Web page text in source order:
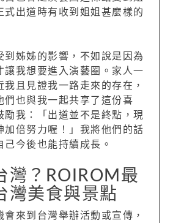
式出道時有收到姐姐甚麼樣的
到姊姊的影響，不如說是因為
讓我想要進入演藝圈。家人一
我且見證我一路走來的存在，
們也與我一起共享了這份喜
勵我：「出道並不是終點，現
加倍努力喔！」我將他們的話
今後也能持續成長。
灣？ROIROM最
灣美食與景點
會來到台灣舉辦活動或宣傳，